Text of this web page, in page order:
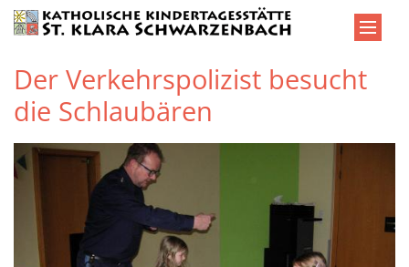
Zum Inhalt springen
Der Verkehrspolizist besucht
die Schlaubären